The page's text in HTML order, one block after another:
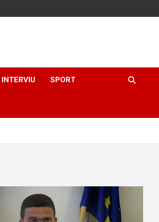
INTERVIU SPORT